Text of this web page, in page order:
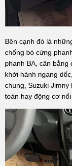
Bên cạnh đó là
chống bó cứng
phanh BA, cân bằng
khởi hành ngang
chung, Suzuki
toàn hay động cơ nổi